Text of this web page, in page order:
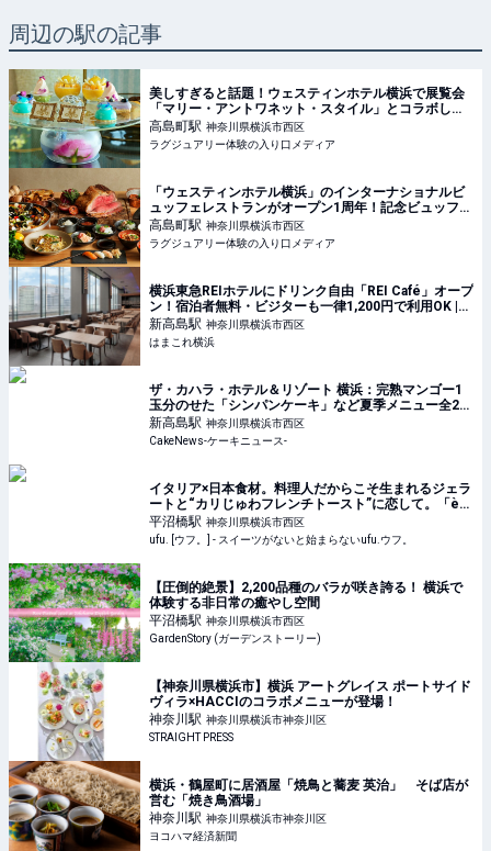
周辺の駅の記事
美しすぎると話題！ウェスティンホテル横浜で展覧会
「マリー・アントワネット・スタイル」とコラボした
アフタヌーンティーが開催中【実食レポート】
高島町駅 神奈川県横浜市西区
ラグジュアリー体験の入り口メディア
「ウェスティンホテル横浜」のインターナショナルビ
ュッフェレストランがオープン1周年！記念ビュッフェ
を堪能
高島町駅 神奈川県横浜市西区
ラグジュアリー体験の入り口メディア
横浜東急REIホテルにドリンク自由「REI Café」オープ
ン！宿泊者無料・ビジターも一律1,200円で利用OK |
はまこれ横浜
新高島駅 神奈川県横浜市西区
はまこれ横浜
ザ・カハラ・ホテル＆リゾート 横浜：完熟マンゴー1
玉分のせた「シンパンケーキ」など夏季メニュー全2
種、6月1日より4ヵ月展開
新高島駅 神奈川県横浜市西区
CakeNews-ケーキニュース-
イタリア×日本食材。料理人だからこそ生まれるジェラ
ートと“カリじゅわフレンチトースト”に恋して。「è
più（エピュウ）」（横浜） - ufu. [ウフ。]
平沼橋駅 神奈川県横浜市西区
ufu. [ウフ。] - スイーツがないと始まらないufu.ウフ。
【圧倒的絶景】2,200品種のバラが咲き誇る！ 横浜で
体験する非日常の癒やし空間
平沼橋駅 神奈川県横浜市西区
GardenStory (ガーデンストーリー)
【神奈川県横浜市】横浜 アートグレイス ポートサイド
ヴィラ×HACCIのコラボメニューが登場！
神奈川駅 神奈川県横浜市神奈川区
STRAIGHT PRESS
横浜・鶴屋町に居酒屋「焼鳥と蕎麦 英治」 そば店が
営む「焼き鳥酒場」
神奈川駅 神奈川県横浜市神奈川区
ヨコハマ経済新聞